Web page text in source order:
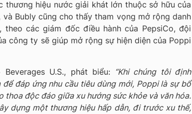
thương hiệu nước giải khát lớn thuộc sở hữu của
và Bubly cũng cho thấy tham vọng mở rộng danh
theo các giám đốc điều hành của PepsiCo, đội
công ty sẽ giúp mở rộng sự hiện diện của Poppi
Beverages U.S., phát biểu: “Khi chúng tôi định
đáp ứng nhu cầu tiêu dùng mới, Poppi là sự bổ
thoa độc đáo giữa xu hướng sức khỏe và văn hóa.
dựng một thương hiệu hấp dẫn, đi trước xu thế,